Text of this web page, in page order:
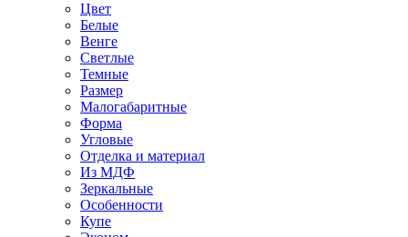
Цвет
Белые
Венге
Светлые
Темные
Размер
Малогабаритные
Форма
Угловые
Отделка и материал
Из МДФ
Зеркальные
Особенности
Купе